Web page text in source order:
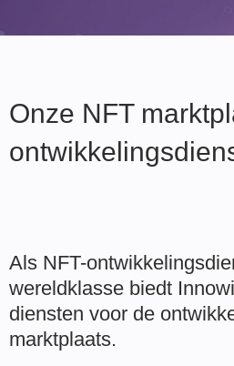
Onze NFT
Als NFT-
wereldklasse biedt
diensten voor de
marktplaats.